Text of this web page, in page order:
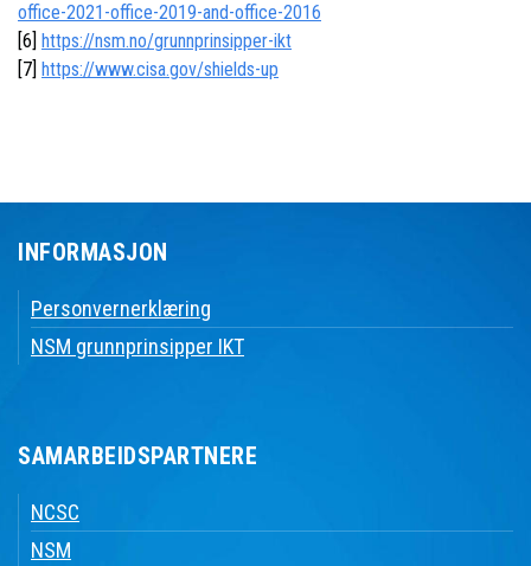
office-2021-office-2019-and-office-2016
[6] https://nsm.no/grunnprinsipper-ikt
[7] https://www.cisa.gov/shields-up
INFORMASJON
Personvernerklæring
NSM grunnprinsipper IKT
SAMARBEIDSPARTNERE
NCSC
NSM